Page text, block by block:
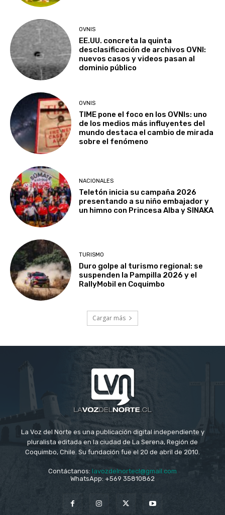
OVNIS
EE.UU. concreta la quinta
desclasificación de archivos OVNI:
nuevos casos y videos pasan al
dominio público
OVNIS
TIME pone el foco en los OVNIs: uno
de los medios más influyentes del
mundo destaca el cambio de mirada
sobre el fenómeno
NACIONALES
Teletón inicia su campaña 2026
presentando a su niño embajador y
un himno con Princesa Alba y SINAKA
TURISMO
Duro golpe al turismo regional: se
suspenden la Pampilla 2026 y el
RallyMobil en Coquimbo
Cargar más
La Voz del Norte es una publicación digital independiente y
pluralista editada en la ciudad de La Serena, Región de
Coquimbo, Chile. Su fundación fue el 20 de abril de 2010.
Contáctanos: lavozdelnortecl@gmail.com
WhatsApp: +569 35810862